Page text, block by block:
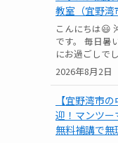
教室（宜野湾
2026年8月2日
こんにちは😃
です。 毎日暑
にお過ごしで
【宜野湾市
迎！マンツー
無料補講で